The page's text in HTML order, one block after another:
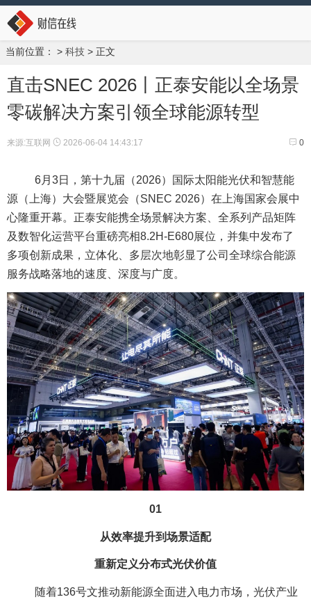
当前位置： > 科技 > 正文
直击SNEC 2026丨正泰安能以全场景
零碳解决方案引领全球能源转型
0
来源:互联网 2026-06-04 14:43:17
6月3日，第十九届（2026）国际太阳能光伏和智慧能
源（上海）大会暨展览会（SNEC 2026）在上海国家会展中
心隆重开幕。正泰安能携全场景解决方案、全系列产品矩阵
及数智化运营平台重磅亮相8.2H-E680展位，并集中发布了
多项创新成果，立体化、多层次地彰显了公司全球综合能源
服务战略落地的速度、深度与广度。
01
从效率提升到场景适配
重新定义分布式光伏价值
随着136号文推动新能源全面进入电力市场，光伏产业